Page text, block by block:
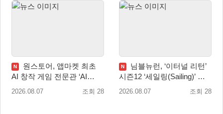
N
원스토어, 앱마켓 최초
AI 창작 게임 전문관 ‘AI
Games’ 오픈
2026.08.07 조회 28
N
님블뉴런, ‘이터널 리턴’
시즌12 ‘세일링(Sailing)’ 프
리시즌 시작
2026.08.07 조회 28